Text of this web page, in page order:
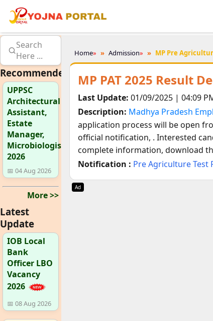
Search
Here ...
Recommended
UPPSC
Architectural
Assistant,
Estate
Manager,
Microbiologist
2026
📅 04 Aug 2026
More >>
Latest
Update
IOB Local
Bank
Officer LBO
Vacancy
2026
📅 08 Aug 2026
Home» Admission» MP Pre
MP PAT 2025 Result
Last Update: 01/09/2025 | 04:09
Description: Madhya Pradesh
application process will be open
official notification, . Interested
complete information, download
Notification : Pre Agriculture Test
Ad